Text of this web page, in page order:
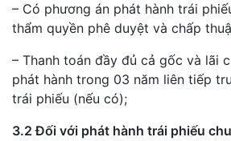
– Có phương án phát hành trái
thẩm quyền phê duyệt và chấp
– Thanh toán đầy đủ cả gốc và lãi
phát hành trong 03 năm liên tiếp
trái phiếu (nếu có);
3.2 Đối với phát hành trái phiếu